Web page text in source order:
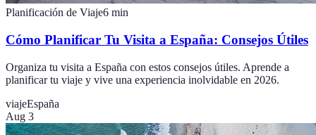
Planificación de Viaje6 min
Cómo Planificar Tu Visita a España: Consejos Útiles
Organiza tu visita a España con estos consejos útiles. Aprende a
planificar tu viaje y vive una experiencia inolvidable en 2026.
viajeEspaña
Aug 3